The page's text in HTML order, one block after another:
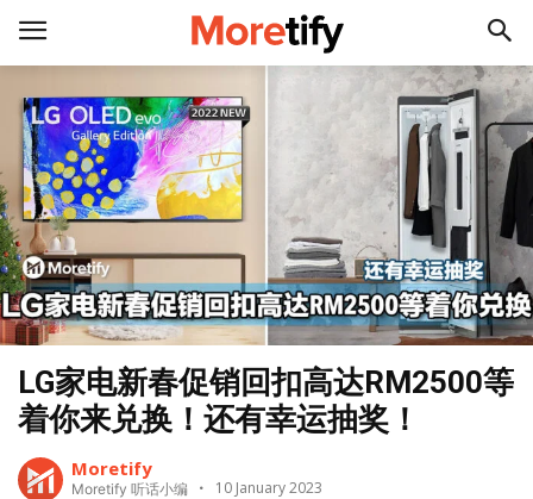
LG家电新春促销回扣高达RM2500等
着你来兑换！还有幸运抽奖！
Moretify
Moretify 听话小编 10 January 2023